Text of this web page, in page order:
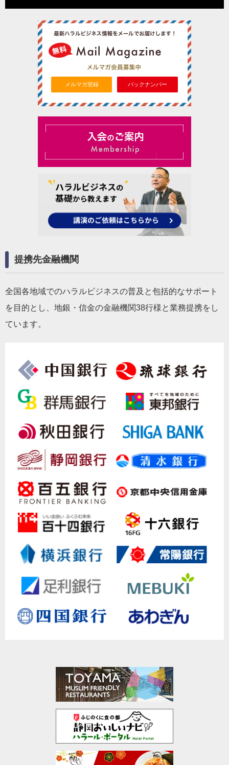
メルマガ登録 バックナンバー
提携先金融機関
全国各地域でのハラルビジネスの普及と包括的なサポート
を目的とし、地銀・信金の金融機関38行様と業務提携をし
ています。